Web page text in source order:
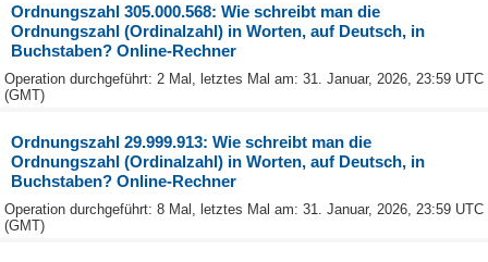
Ordnungszahl 305.000.568: Wie schreibt man die
Ordnungszahl (Ordinalzahl) in Worten, auf Deutsch, in
Buchstaben? Online-Rechner
Operation durchgeführt: 2 Mal, letztes Mal am: 31. Januar, 2026, 23:59 UTC
(GMT)
Ordnungszahl 29.999.913: Wie schreibt man die
Ordnungszahl (Ordinalzahl) in Worten, auf Deutsch, in
Buchstaben? Online-Rechner
Operation durchgeführt: 8 Mal, letztes Mal am: 31. Januar, 2026, 23:59 UTC
(GMT)